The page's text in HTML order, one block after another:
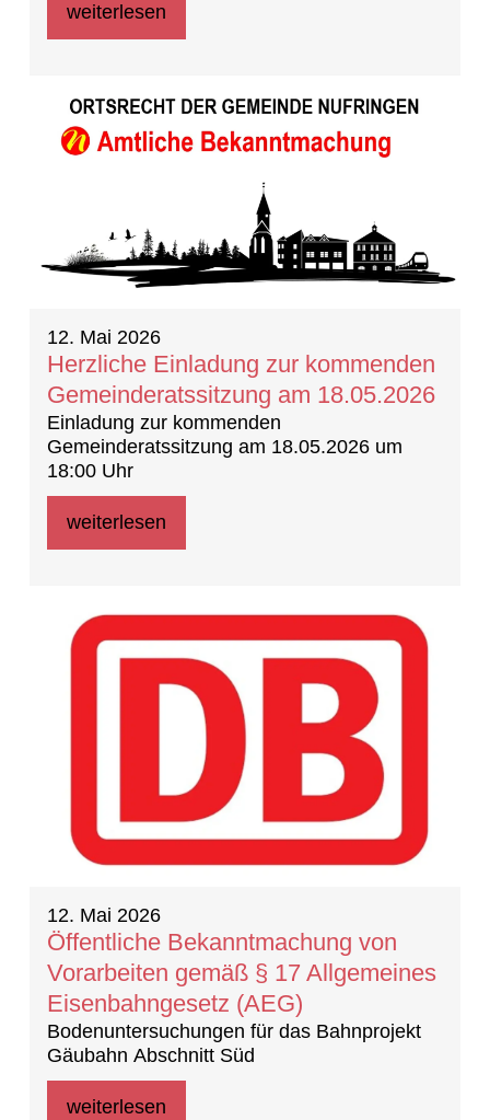
weiterlesen
12. Mai 2026
Herzliche Einladung zur kommenden
Gemeinderatssitzung am 18.05.2026
Einladung zur kommenden
Gemeinderatssitzung am 18.05.2026 um
18:00 Uhr
weiterlesen
12. Mai 2026
Öffentliche Bekanntmachung von
Vorarbeiten gemäß § 17 Allgemeines
Eisenbahngesetz (AEG)
Bodenuntersuchungen für das Bahnprojekt
Gäubahn Abschnitt Süd
weiterlesen